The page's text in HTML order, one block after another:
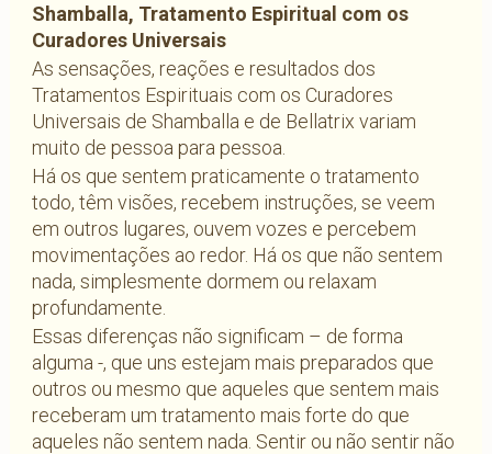
Shamballa, Tratamento Espiritual com os
Curadores Universais
As sensações, reações e resultados dos
Tratamentos Espirituais com os Curadores
Universais de Shamballa e de Bellatrix variam
muito de pessoa para pessoa.
Há os que sentem praticamente o tratamento
todo, têm visões, recebem instruções, se veem
em outros lugares, ouvem vozes e percebem
movimentações ao redor. Há os que não sentem
nada, simplesmente dormem ou relaxam
profundamente.
Essas diferenças não significam – de forma
alguma -, que uns estejam mais preparados que
outros ou mesmo que aqueles que sentem mais
receberam um tratamento mais forte do que
aqueles não sentem nada. Sentir ou não sentir não